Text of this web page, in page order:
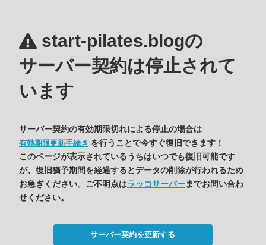
start-pilates.blogの
サーバー契約は停止されて
います
サーバー契約の有効期限切れによる停止の場合は
有効期限更新手続き を行うことで今すぐ復旧できます！
このページが表示されているうちはいつでも復旧可能です
が、復旧猶予期間を経過するとデータの削除が行われるため
お急ぎください。ご不明点はラッコサーバーまでお問い合わ
せください。
サーバー契約を更新する